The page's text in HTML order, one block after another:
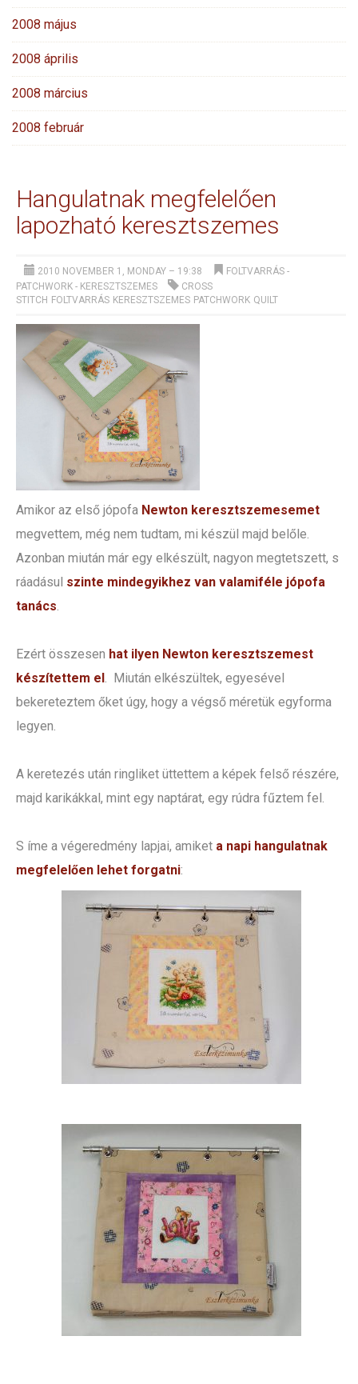
2008 május
2008 április
2008 március
2008 február
Hangulatnak megfelelően
lapozható keresztszemes
2010 NOVEMBER 1, MONDAY – 19:38
FOLTVARRÁS -
PATCHWORK - KERESZTSZEMES
CROSS
STITCH FOLTVARRÁS KERESZTSZEMES PATCHWORK QUILT
Amikor az első jópofa Newton keresztszemesemet
megvettem, még nem tudtam, mi készül majd belőle.
Azonban miután már egy elkészült, nagyon megtetszett, s
ráadásul szinte mindegyikhez van valamiféle jópofa
tanács.
Ezért összesen hat ilyen Newton keresztszemest
készítettem el. Miután elkészültek, egyesével
bekereteztem őket úgy, hogy a végső méretük egyforma
legyen.
A keretezés után ringliket üttettem a képek felső részére,
majd karikákkal, mint egy naptárat, egy rúdra fűztem fel.
S íme a végeredmény lapjai, amiket a napi hangulatnak
megfelelően lehet forgatni: